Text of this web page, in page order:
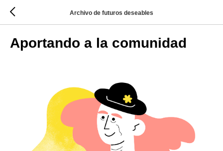
Archivo de futuros deseables
Aportando a la comunidad